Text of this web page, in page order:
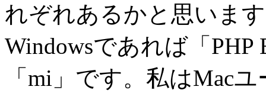
れぞれあるかと思いま
Windowsであれば「
「mi」です。私はMac